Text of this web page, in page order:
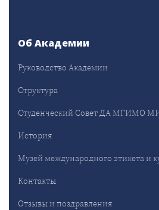
Об Академии
Руководство Академии
Структура
Студенческий Совет ДА МГИМО
История
Музей международного этикета и
Контакты
Отзывы и поздравления